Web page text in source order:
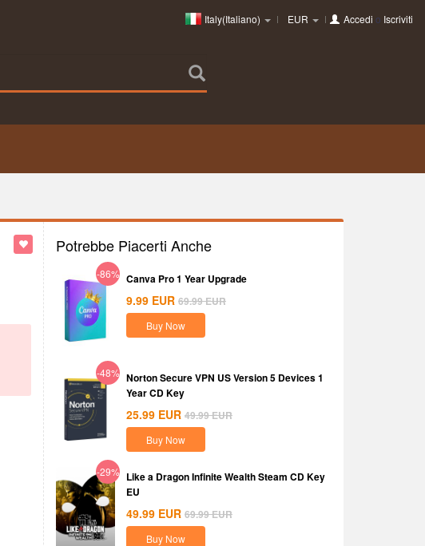
Italy(Italiano) EUR Accedi o Iscriviti
Potrebbe Piacerti Anche
-86% Canva Pro 1 Year Upgrade
9.99 EUR 69.99EUR
Buy Now
-48% Norton Secure VPN US Version 5 Devices 1
Year CD Key
25.99 EUR 49.99EUR
Buy Now
-29% Like a Dragon Infinite Wealth Steam CD Key
EU
49.99 EUR 69.99EUR
Buy Now